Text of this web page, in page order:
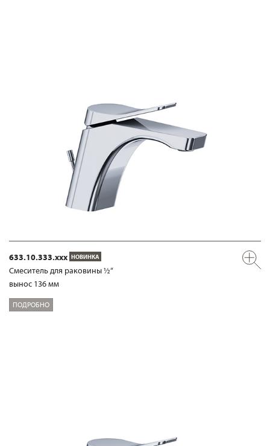
633.10.333.xxx НОВИНКА
Смеситель для раковины ½“
вынос 136 мм
ПОДРОБНО